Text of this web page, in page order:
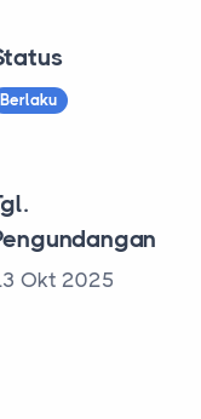
Berlaku
Okt 2025